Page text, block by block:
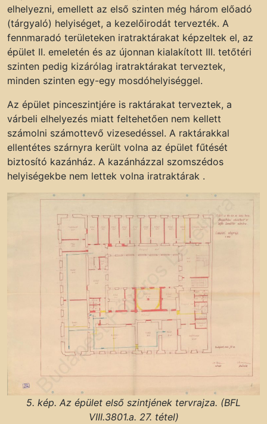
elhelyezni, emellett az első szinten még három előadó
(tárgyaló) helyiséget, a kezelőirodát tervezték. A
fennmaradó területeken iratraktárakat képzeltek el, az
épület II. emeletén és az újonnan kialakított III. tetőtéri
szinten pedig kizárólag iratraktárakat terveztek,
minden szinten egy-egy mosdóhelyiséggel.
Az épület pinceszintjére is raktárakat terveztek, a
várbeli elhelyezés miatt feltehetően nem kellett
számolni számottevő vizesedéssel. A raktárakkal
ellentétes szárnyra került volna az épület fűtését
biztosító kazánház. A kazánházzal szomszédos
helyiségekbe nem lettek volna iratraktárak .
5. kép. Az épület első szintjének tervrajza. (BFL
VIII.3801.a. 27. tétel)